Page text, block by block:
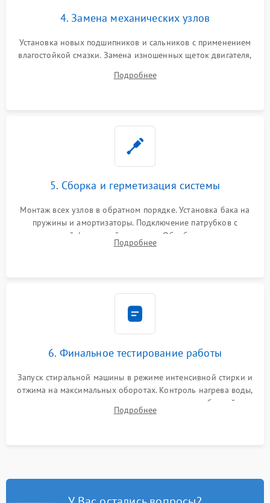
4. Замена механических узлов
Установка новых подшипников и сальников с применением
влагостойкой смазки. Замена изношенных щеток двигателя,
или поврежденной резиновой манжеты.
Подробнее
5. Сборка и герметизация системы
Монтаж всех узлов в обратном порядке. Установка бака на
пружины и амортизаторы. Подключение патрубков с
надежной фиксацией хомутами. Обработка стыков
герметиком для предотвращения возможных протечек воды.
Подробнее
6. Финальное тестирование работы
Запуск стиральной машины в режиме интенсивной стирки и
отжима на максимальных оборотах. Контроль нагрева воды,
корректности слива, отсутствия излишних вибраций,
посторонних стуков и протечек под корпусом.
Подробнее